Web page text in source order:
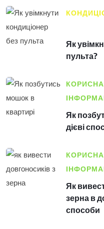
Як
пульта?
КОРИСНА
Як
дієві
КОРИСНА
Як
зерна в
способи